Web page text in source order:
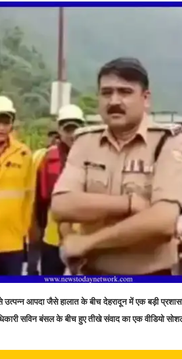
से उत्पन्न आपदा जैसे हालात के बीच देहरादून में एक बड़ी
सविन बंसल के बीच हुए तीखे संवाद का एक वीडियो